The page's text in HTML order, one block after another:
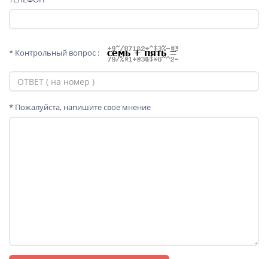
* Контрольный вопрос :
* Пожалуйста, напишите свое мнение